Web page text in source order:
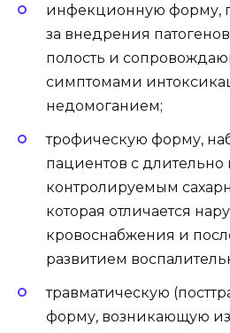
инфекционную форму,
за внедрения
полость и
симптомами
недомоганием;
трофическую форму,
пациентов с длительно
контролируемым
которая отличается
кровоснабжения и
развитием
травматическую
форму, возникающую